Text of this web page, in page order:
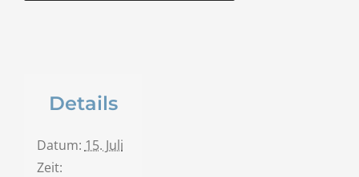
Details
Datum: 15. Juli
Zeit: